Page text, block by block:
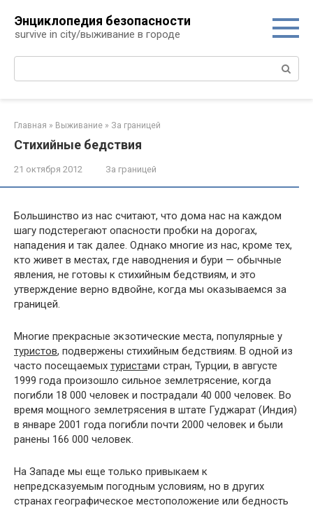
контенту
Энциклопедия безопасности
survive in city/выживание в городе
Поиск:
Главная » Выживание » За границей
Стихийные бедствия
21 октября 2012 За границей
Большинство из нас считают, что дома нас на каждом
шагу подстерегают опасности пробки на дорогах,
нападения и так далее. Однако многие из нас, кроме тех,
кто живет в местах, где наводнения и бури — обычные
явления, не готовы к стихийным бедствиям, и это
утверждение верно вдвойне, когда мы оказываемся за
границей.
Многие прекрасные экзотические места, популярные у
туристов, подвержены стихийным бедствиям. В одной из
часто посещаемых туристами стран, Турции, в августе
1999 года произошло сильное землетрясение, когда
погибли 18 000 человек и пострадали 40 000 человек. Во
время мощного землетрясения в штате Гуджарат (Индия)
в январе 2001 года погибли почти 2000 человек и были
ранены 166 000 человек.
На Западе мы еще только привыкаем к
непредсказуемым погодным условиям, но в других
странах географическое местоположение или бедность